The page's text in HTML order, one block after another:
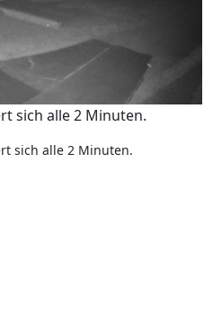
sich alle 2 Minuten.
sich alle 2 Minuten.